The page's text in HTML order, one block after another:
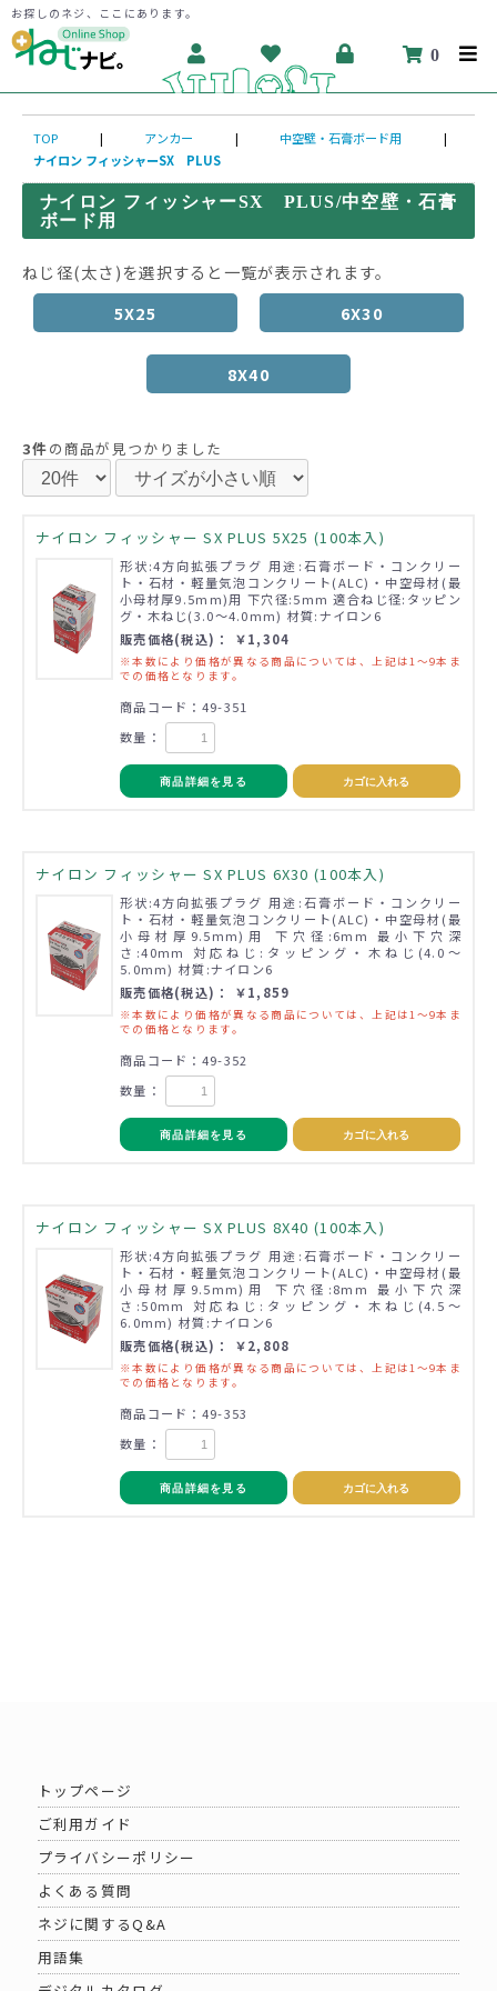
お探しのネジ、ここにあります。
0
TOP | アンカー | 中空壁・石膏ボード用
|
ナイロン フィッシャーSX PLUS
ナイロン フィッシャーSX PLUS/中空壁・石膏
ボード用
ねじ径(太さ)を選択すると一覧が表示されます。
5X25
6X30
8X40
3件の商品が見つかりました
ナイロン フィッシャー SX PLUS 5X25 (100本入)
形状:4方向拡張プラグ 用途:石膏ボード・コンクリー
ト・石材・軽量気泡コンクリート(ALC)・中空母材(最
小母材厚9.5mm)用 下穴径:5mm 適合ねじ径:タッピン
グ・木ねじ(3.0～4.0mm) 材質:ナイロン6
販売価格(税込)： ￥1,304
※本数により価格が異なる商品については、上記は1～9本ま
での価格となります。
商品コード：49-351
数量：
商品詳細を見る カゴに入れる
ナイロン フィッシャー SX PLUS 6X30 (100本入)
形状:4方向拡張プラグ 用途:石膏ボード・コンクリー
ト・石材・軽量気泡コンクリート(ALC)・中空母材(最
小母材厚9.5mm)用 下穴径:6mm 最小下穴深
さ:40mm 対応ねじ:タッピング・木ねじ(4.0～
5.0mm) 材質:ナイロン6
販売価格(税込)： ￥1,859
※本数により価格が異なる商品については、上記は1～9本ま
での価格となります。
商品コード：49-352
数量：
商品詳細を見る カゴに入れる
ナイロン フィッシャー SX PLUS 8X40 (100本入)
形状:4方向拡張プラグ 用途:石膏ボード・コンクリー
ト・石材・軽量気泡コンクリート(ALC)・中空母材(最
小母材厚9.5mm)用 下穴径:8mm 最小下穴深
さ:50mm 対応ねじ:タッピング・木ねじ(4.5～
6.0mm) 材質:ナイロン6
販売価格(税込)： ￥2,808
※本数により価格が異なる商品については、上記は1～9本ま
での価格となります。
商品コード：49-353
数量：
商品詳細を見る カゴに入れる
トップページ
ご利用ガイド
プライバシーポリシー
よくある質問
ネジに関するQ&A
用語集